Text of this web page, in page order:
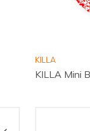
KILLA
KILLA Mini